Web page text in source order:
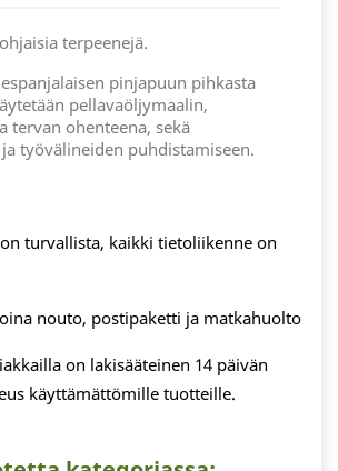
terpeenejä.
pinjapuun pihkasta
pellavaöljymaalin,
tervan ohenteena, sekä
työvälineiden puhdistamiseen.
turvallista, kaikki tietoliikenne on
nouto, postipaketti ja matkahuolto
on lakisääteinen 14 päivän
käyttämättömille tuotteille.